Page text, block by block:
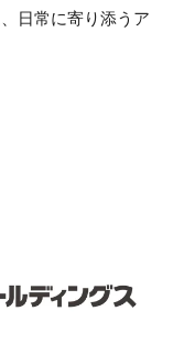
日常に寄り添うア